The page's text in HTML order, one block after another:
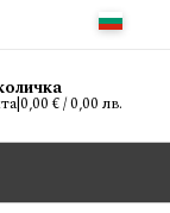
|0,00 € / 0,00 лв.